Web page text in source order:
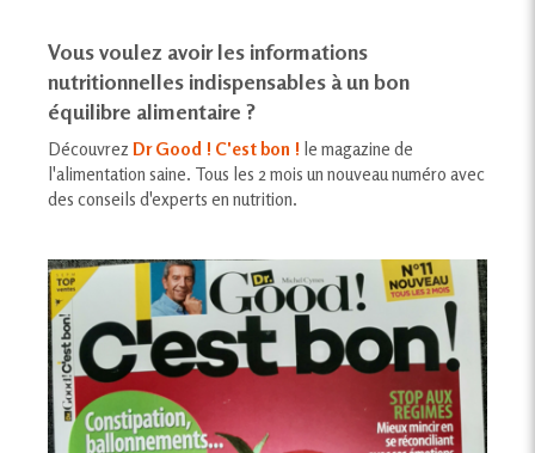
Vous voulez avoir les informations
nutritionnelles indispensables à un bon
équilibre alimentaire ?
Découvrez Dr Good ! C'est bon ! le magazine de
l'alimentation saine. Tous les 2 mois un nouveau numéro avec
des conseils d'experts en nutrition.